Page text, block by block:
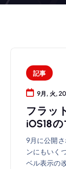
記事
9月, 火,
フラッ
iOS18
9月に公開
ンにもいく
ベル表示の